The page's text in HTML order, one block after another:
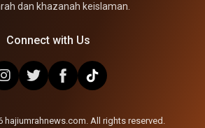
dan khazanah keislaman.
Connect with Us
hajiumrahnews.com. All rights reserved.